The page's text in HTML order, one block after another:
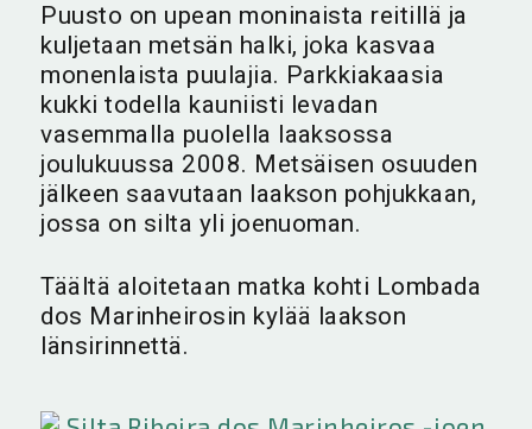
Puusto on upean moninaista reitillä ja
kuljetaan metsän halki, joka kasvaa
monenlaista puulajia. Parkkiakaasia
kukki todella kauniisti levadan
vasemmalla puolella laaksossa
joulukuussa 2008. Metsäisen osuuden
jälkeen saavutaan laakson pohjukkaan,
jossa on silta yli joenuoman.
Täältä aloitetaan matka kohti Lombada
dos Marinheirosin kylää laakson
länsirinnettä.